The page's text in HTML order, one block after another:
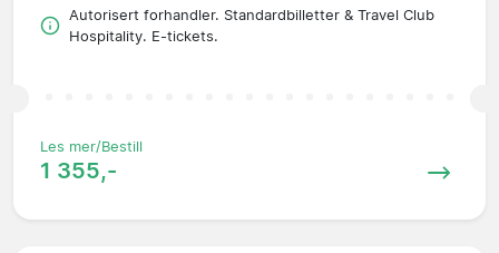
Autorisert forhandler. Standardbilletter & Travel Club
Hospitality. E-tickets.
Les mer/Bestill
1 355,-